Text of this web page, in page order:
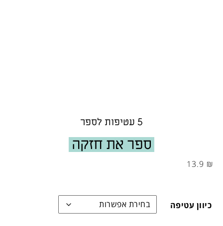
5 עטיפות לספר
ספר את חזקה
₪
כיוון עטיפה